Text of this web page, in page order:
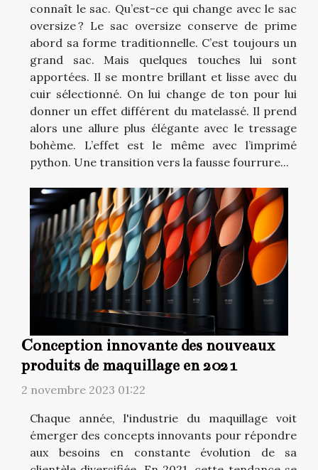
connaît le sac. Qu’est-ce qui change avec le sac
oversize ? Le sac oversize conserve de prime
abord sa forme traditionnelle. C’est toujours un
grand sac. Mais quelques touches lui sont
apportées. Il se montre brillant et lisse avec du
cuir sélectionné. On lui change de ton pour lui
donner un effet différent du matelassé. Il prend
alors une allure plus élégante avec le tressage
bohème. L’effet est le même avec l’imprimé
python. Une transition vers la fausse fourrure...
Conception innovante des nouveaux
produits de maquillage en 2021
2 novembre 2023 01:22
Chaque année, l'industrie du maquillage voit
émerger des concepts innovants pour répondre
aux besoins en constante évolution de sa